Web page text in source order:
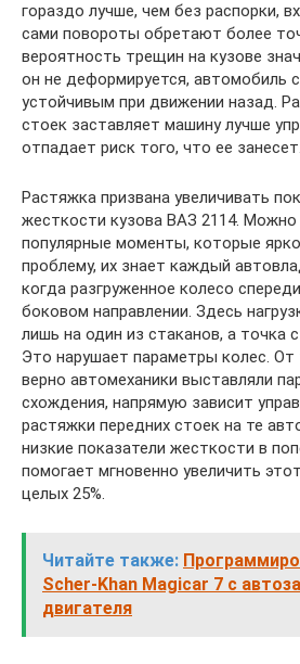
гораздо лучше, чем без распорки,
сами повороты обретают более
вероятность трещин на кузове
он не деформируется, автомобиль
устойчивым при движении назад.
стоек заставляет машину лучше
отпадает риск того, что ее занесет.
Растяжка призвана увеличивать
жесткости кузова ВАЗ 2114.
популярные моменты, которые
проблему, их знает каждый
когда разгруженное колесо
боковом направлении. Здесь
лишь на один из стаканов, а точка
Это нарушает параметры колес. От
верно автомеханики выставляли
схождения, напрямую зависит
растяжки передних стоек на те
низкие показатели жесткости в
помогает мгновенно увеличить
целых 25%.
Читайте также:
Scher-Khan Magicar 7 с
двигателя